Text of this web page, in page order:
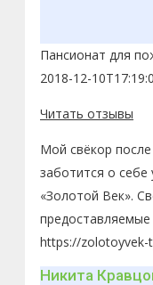
Пансионат для
2018-12-
Читать отзывы
Мой свёкор
заботится о
«Золотой Век».
https://zolotoyvek-
Никита